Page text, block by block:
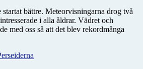
bättre. Meteorvisningarna drog två
i alla åldrar. Vädret och
med oss så att det blev rekordmånga